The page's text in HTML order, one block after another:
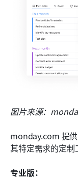
图片来源：
monday.com 提
其特定需求的定制
专业版：